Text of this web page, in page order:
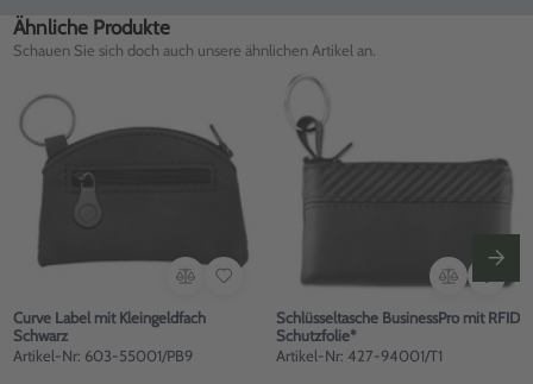
Ähnliche Produkte
Schauen Sie sich doch auch unsere ähnlichen Artikel an.
Curve Label mit Kleingeldfach
Schwarz
Artikel-Nr: 603-55001/PB9
Schlüsseltasche BusinessPro mit RFID
Schutzfolie*
Artikel-Nr: 427-94001/T1